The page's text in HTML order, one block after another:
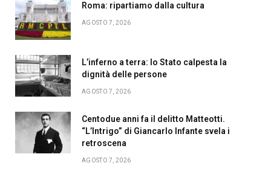
Roma: ripartiamo dalla cultura
AGOSTO 7, 2026
L’inferno a terra: lo Stato calpesta la
dignità delle persone
AGOSTO 7, 2026
Centodue anni fa il delitto Matteotti.
“L’Intrigo” di Giancarlo Infante svela i
retroscena
AGOSTO 7, 2026